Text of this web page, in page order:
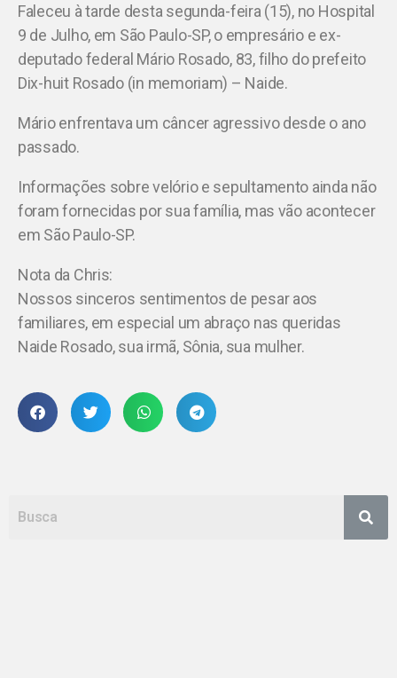
Faleceu à tarde desta segunda-feira (15), no Hospital
9 de Julho, em São Paulo-SP, o empresário e ex-
deputado federal Mário Rosado, 83, filho do prefeito
Dix-huit Rosado (in memoriam) – Naide.
Mário enfrentava um câncer agressivo desde o ano
passado.
Informações sobre velório e sepultamento ainda não
foram fornecidas por sua família, mas vão acontecer
em São Paulo-SP.
Nota da Chris:
Nossos sinceros sentimentos de pesar aos
familiares, em especial um abraço nas queridas
Naide Rosado, sua irmã, Sônia, sua mulher.